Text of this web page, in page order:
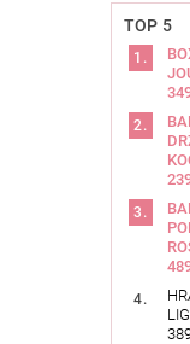
TOP 5